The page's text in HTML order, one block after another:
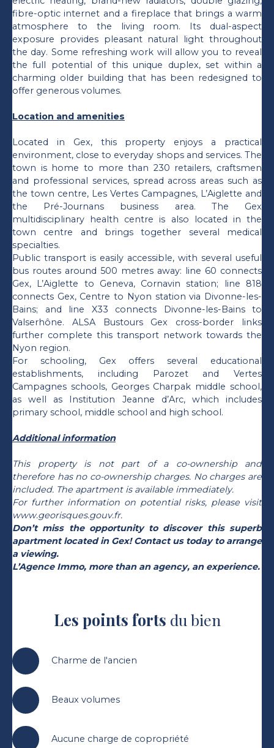
fibre-optic internet and a fireplace that brings a warm
atmosphere to the living room. Its dual-aspect
exposure provides pleasant natural light throughout
the day. Some refreshing work will allow you to reveal
the full potential of this unique duplex, set within a
charming older building that has been redesigned to
offer generous volumes.
Location and amenities
Located in Gex, this property enjoys a practical
environment, close to everyday shops and services. The
town is home to more than 230 retailers, craftsmen
and professional services, spread across areas such as
the town centre, Les Vertes Campagnes, L’Aiglette and
the Pré-Journans business area. The Gex
multidisciplinary health centre is also located in the
town centre and brings together several medical
specialties.
Public transport is easily accessible, with several useful
bus routes around 500 metres away: line 60 connects
Gex, L’Aiglette to Geneva, Cornavin station; line 818
connects Gex, Centre to Nyon station via Divonne-les-
Bains; and line X33 connects Divonne-les-Bains to
Valserhône. ALSA Bustours Gex cross-border links
further complete this transport network towards the
Nyon region.
For schooling, Gex offers several educational
establishments, including Parozet and Vertes
Campagnes schools, Georges Charpak middle school,
as well as Institution Jeanne d’Arc, which includes
primary school, middle school and high school.
Additional information
This property is not part of a co-ownership and
therefore has no co-ownership charges. No charges are
included. The apartment is available immediately.
For further information on potential risks, please visit
www.georisques.gouv.fr.
Don’t miss the opportunity to discover this superb
apartment located in Gex! Contact us today to arrange
a viewing.
L’Agence Immo, more than an agency, an experience.
Les points forts du bien
Charme de l'ancien
Beaux volumes
Aucune charge de copropriété